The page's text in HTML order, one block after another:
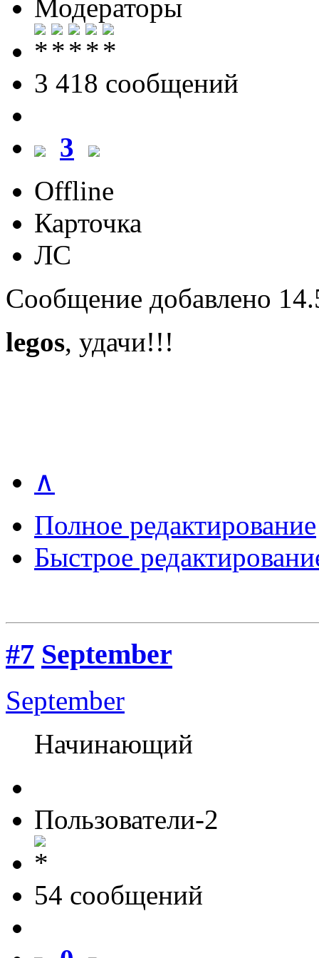
Модераторы
3 418 cообщений
3
Offline
Карточка
ЛС
Сообщение добавлено
legos, удачи!!!
∧
Полное редактирование
Быстрое
#7 September
September
Начинающий
Пользователи-2
54 cообщений